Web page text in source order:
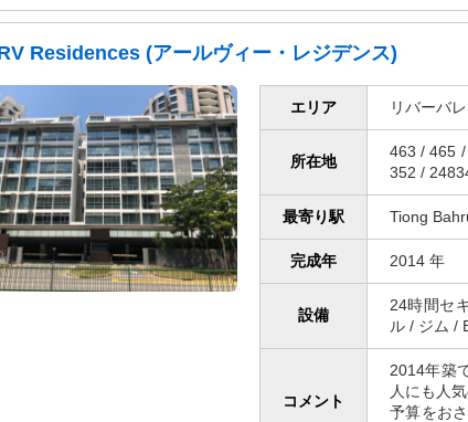
Residences (アールヴィー・レジデンス)
エリア リバーバ
所在地
463 / 465
352 /
最寄り駅 Tiong
完成年 2014 年
設備
24時間セ
ル / ジム /
コメント
2014年築
人にも人
予算をお